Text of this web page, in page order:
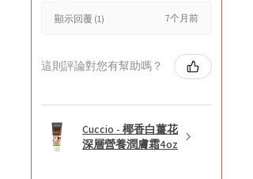
顯示回覆 (1) 7个月前
這則評論對您有幫助嗎？
Cuccio - 椰香白薑花
深層營養潤膚霜4oz